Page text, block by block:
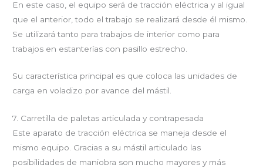
En este caso, el equipo será de tracción eléctrica y al igual
que el anterior, todo el trabajo se realizará desde él mismo.
Se utilizará tanto para trabajos de interior como para
trabajos en estanterías con pasillo estrecho.
Su característica principal es que coloca las unidades de
carga en voladizo por avance del mástil.
7. Carretilla de paletas articulada y contrapesada
Este aparato de tracción eléctrica se maneja desde el
mismo equipo. Gracias a su mástil articulado las
posibilidades de maniobra son mucho mayores y más